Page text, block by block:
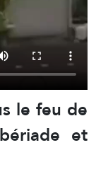
le feu de
et